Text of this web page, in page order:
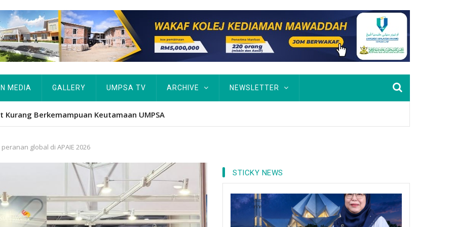
IN MEDIA GALLERY UMPSA TV ARCHIVE NEWSLETTER
iktiraf usaha belia, alumni UMPSA dinobat johan
global di APAIE 2026
STICKY NEWS